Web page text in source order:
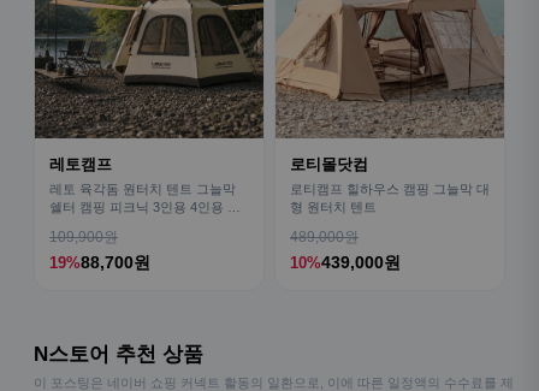
레토캠프
레토 육각돔 원터치 텐트 그늘막
쉘터 캠핑 피크닉 3인용 4인용 패
109,900원
19%88,700원
로티몰닷컴
로티캠프 힐하우스 캠핑 그늘막 대
형 원터치 텐트
489,000원
10%439,000원
N스토어 추천 상품
이 포스팅은 네이버 쇼핑 커넥트 활동의 일환으로, 이에 따른 일정액의 수수료를 제